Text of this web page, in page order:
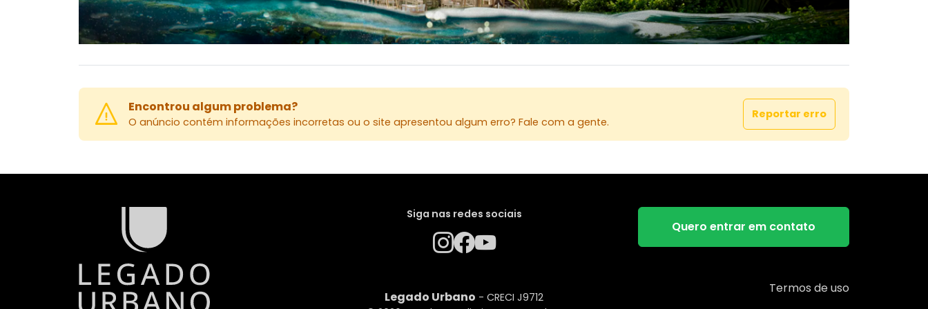
Encontrou algum problema?
O anúncio contém informações incorretas ou o site apresentou algum erro? Fale com a gente.
Reportar erro
Siga nas redes sociais
Legado Urbano - CRECI J9712
Quero entrar em contato
Termos de uso